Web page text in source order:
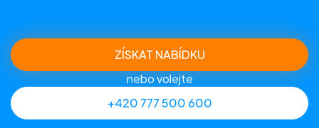
ZÍSKAT NABÍDKU
nebo volejte
+420 777 500 600